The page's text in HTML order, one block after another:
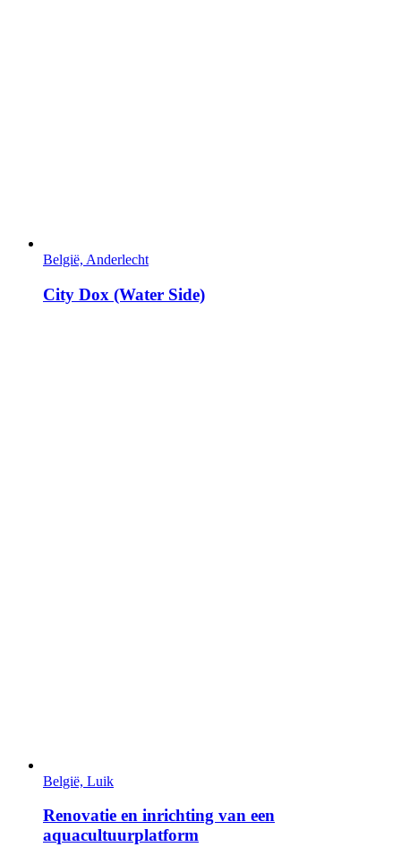
België, Anderlecht
City Dox (Water Side)
België, Luik
Renovatie en inrichting van een
aquacultuurplatform